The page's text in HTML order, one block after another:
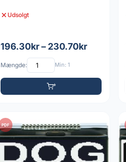
Udsolgt
196.30kr – 230.70kr
Mængde: Min: 1
PDF